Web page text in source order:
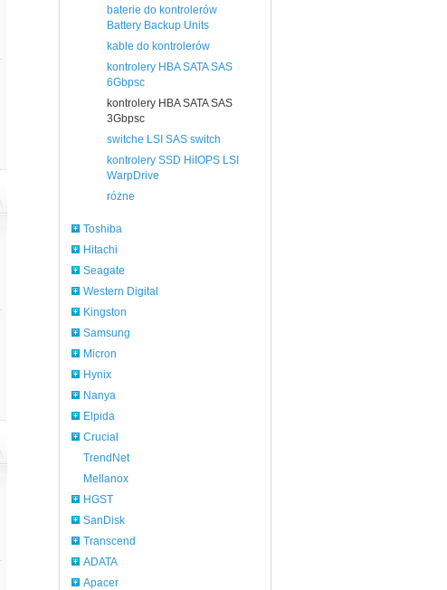
baterie do kontrolerów
Battery Backup Units
kable do kontrolerów
kontrolery HBA SATA SAS
6Gbpsc
kontrolery HBA SATA SAS
3Gbpsc
switche LSI SAS switch
kontrolery SSD HiIOPS LSI
WarpDrive
różne
Toshiba
Hitachi
Seagate
Western Digital
Kingston
Samsung
Micron
Hynix
Nanya
Elpida
Crucial
TrendNet
Mellanox
HGST
SanDisk
Transcend
ADATA
Apacer